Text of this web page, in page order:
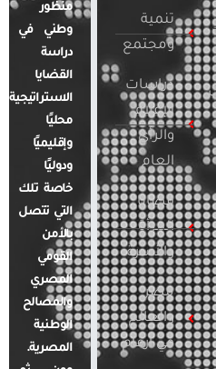
تنمية
ومجتمع
دراسات
الإعلام
والرأي
العام
قضايا
المرأة
والأسرة
مصر
والعالم
في أرقام
منظور
وطني في
دراسة
القضايا
الاستراتيجية
محليًا
وإقليميًا
ودوليًا
خاصة تلك
التي تتصل
بالأمن
القومي
المصري
والمصالح
الوطنية
المصرية.